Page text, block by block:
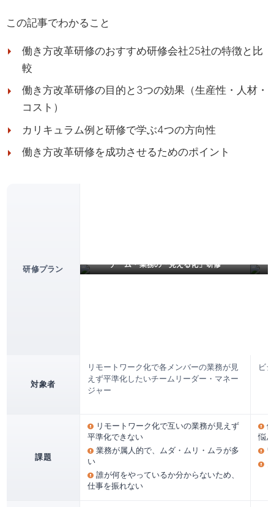
この記事でわかること
働き方改革研修のおすすめ研修会社25社の特徴と比
較
働き方改革研修の目的と3つの効果（生産性・人材・
コスト）
カリキュラム例と研修で学ぶ4つの方向性
働き方改革研修を成功させるためのポイント
研修プラン チーム・業務の「見える化」研修
対象者
リモートワーク化で各メンバーの業務が見
えず平準化したいチームリーダー・マネー
ジャー
ビ
課題
リモートワーク化で互いの業務が見えず
平準化できない
業務が属人的で、ムダ・ムリ・ムラが多
い
誰が何をやっているか分からないため、
仕事を振れない
悩